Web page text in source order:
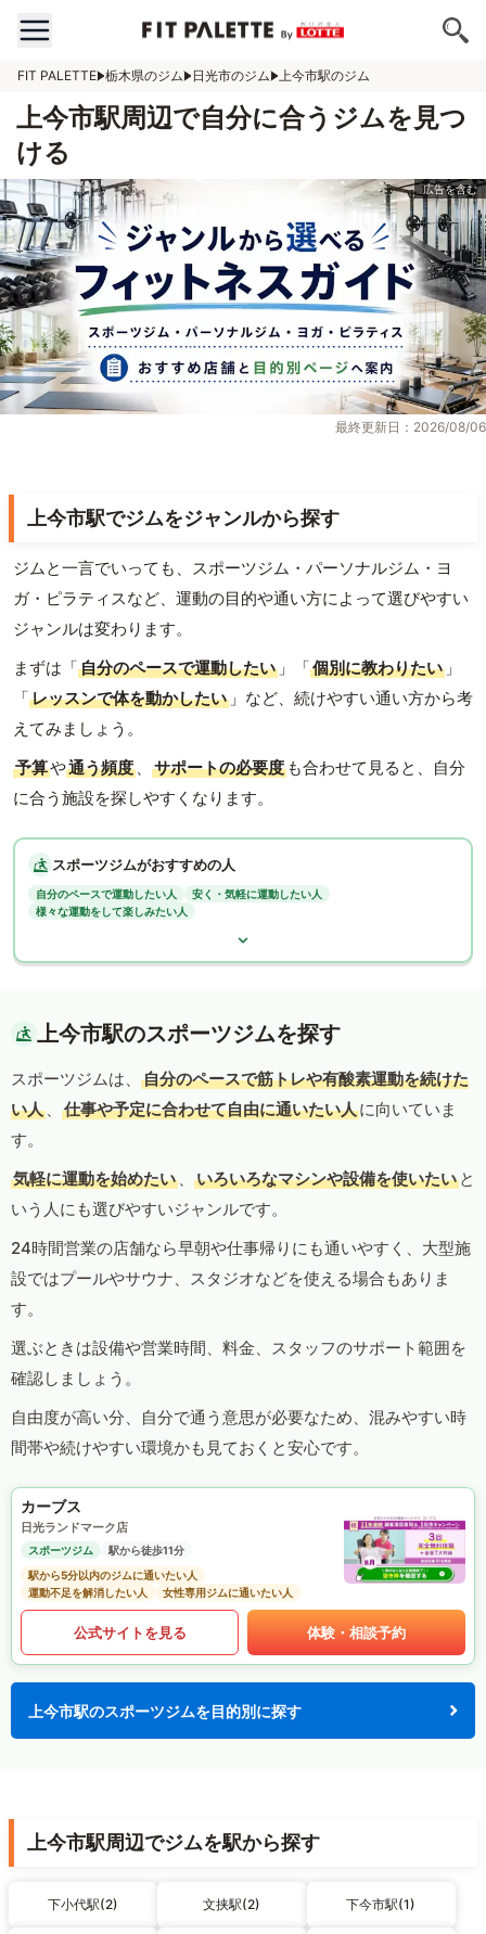
FIT PALETTE 栃木県のジム 日光市のジム 上今市駅のジム
上今市駅周辺で自分に合うジムを見つ
ける
最終更新日：2026/08/06
上今市駅でジムをジャンルから探す
ジムと一言でいっても、スポーツジム・パーソナルジム・ヨ
ガ・ピラティスなど、運動の目的や通い方によって選びやすい
ジャンルは変わります。
まずは「自分のペースで運動したい 」「個別に教わりたい 」
「レッスンで体を動かしたい 」など、続けやすい通い方から考
えてみましょう。
予算や通う頻度 、 サポートの必要度 も合わせて見ると、自分
に合う施設を探しやすくなります。
スポーツジムがおすすめの人
自分のペースで運動したい人
安く・気軽に運動したい人
様々な運動をして楽しみたい人
上今市駅のスポーツジムを探す
スポーツジムは、
自分のペースで筋トレや有酸素運動を続けた
い人 、 仕事や予定に合わせて自由に通いたい人に向いていま
す。
気軽に運動を始めたい 、 いろいろなマシンや設備を使いたい と
いう人にも選びやすいジャンルです。
24時間営業の店舗なら早朝や仕事帰りにも通いやすく、大型施
設ではプールやサウナ、スタジオなどを使える場合もありま
す。
選ぶときは設備や営業時間、料金、スタッフのサポート範囲を
確認しましょう。
自由度が高い分、自分で通う意思が必要なため、混みやすい時
間帯や続けやすい環境かも見ておくと安心です。
カーブス
日光ランドマーク店
スポーツジム
駅から徒歩11分
駅から5分以内のジムに通いたい人
運動不足を解消したい人
女性専用ジムに通いたい人
公式サイトを見る 体験・相談予約
上今市駅のスポーツジムを目的別に探す
上今市駅周辺でジムを駅から探す
下小代駅(2) 文挟駅(2) 下今市駅(1)